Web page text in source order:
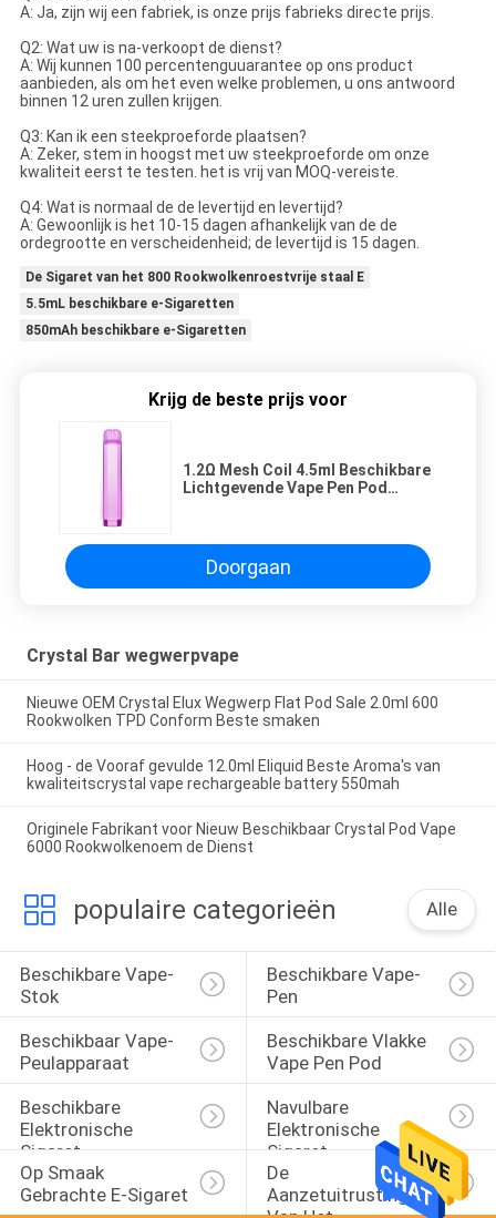
A: Ja, zijn wij een fabriek, is onze prijs fabrieks directe prijs.
Q2: Wat uw is na-verkoopt de dienst?
A: Wij kunnen 100 percentenguuarantee op ons product
aanbieden, als om het even welke problemen, u ons antwoord
binnen 12 uren zullen krijgen.
Q3: Kan ik een steekproeforde plaatsen?
A: Zeker, stem in hoogst met uw steekproeforde om onze
kwaliteit eerst te testen. het is vrij van MOQ-vereiste.
Q4: Wat is normaal de de levertijd en levertijd?
A: Gewoonlijk is het 10-15 dagen afhankelijk van de de
ordegrootte en verscheidenheid; de levertijd is 15 dagen.
De Sigaret van het 800 Rookwolkenroestvrije staal E
5.5mL beschikbare e-Sigaretten
850mAh beschikbare e-Sigaretten
Krijg de beste prijs voor
1.2Ω Mesh Coil 4.5ml Beschikbare
Lichtgevende Vape Pen Pod
Doorgaan
Crystal Bar wegwerpvape
Nieuwe OEM Crystal Elux Wegwerp Flat Pod Sale 2.0ml 600
Rookwolken TPD Conform Beste smaken
Hoog - de Vooraf gevulde 12.0ml Eliquid Beste Aroma's van
kwaliteitscrystal vape rechargeable battery 550mah
Originele Fabrikant voor Nieuw Beschikbaar Crystal Pod Vape
6000 Rookwolkenoem de Dienst
populaire categorieën Alle
Beschikbare Vape-
Stok
Beschikbare Vape-
Pen
Beschikbaar Vape-
Peulapparaat
Beschikbare Vlakke
Vape Pen Pod
Beschikbare
Elektronische
Sigaret
Navulbare
Elektronische
Sigaret
Op Smaak
Gebrachte E-Sigaret
De
Aanzetuitrustingen